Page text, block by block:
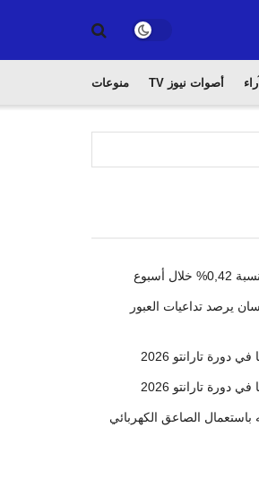
أصوات نيوز TV منوعات
أسبوع
يرصد تداعيات العبور
الصاعق الكهربائي